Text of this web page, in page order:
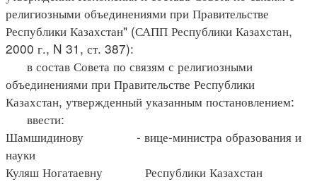
религиозными объединениями при Правительстве
Республики Казахстан" (САПП Республики Казахстан,
2000 г., N 31, ст. 387):
в состав Совета по связям с религиозными
объединениями при Правительстве Республики
Казахстан, утвержденный указанным постановлением:
ввести:
Шамшидинову - вице-министра образования и
науки
Куляш Ногатаевну Республики Казахстан